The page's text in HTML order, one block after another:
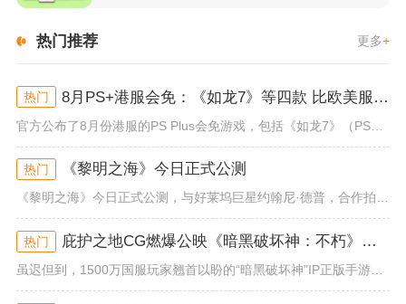
热门推荐 更多+
热门 8月PS+港服会免：《如龙7》等四款 比欧美服多一款
官方公布了8月份港服的PS Plus会免游戏，包括《如龙7》（PS4/PS5）、《小小梦魇》（PS4）、《托尼霍克职业滑...
热门 《黎明之海》今日正式公测
《黎明之海》今日正式公测，与好莱坞巨星约翰尼·德普，合作拍摄的宣传短片《冒险者的游戏》同步上线！沉浸式环球之旅 打造属于...
热门 庇护之地CG燃爆公映《暗黑破坏神：不朽》今日全平台上线
虽迟但到，1500万国服玩家翘首以盼的“暗黑破坏神”IP正版手游《暗黑破坏神：不朽》已于今日全平台上线！动作RPG王者再...